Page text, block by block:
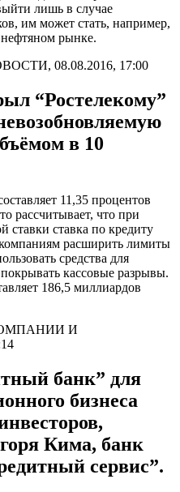
лишь в случае
им может стать, например,
рынке.
08.08.2016, 17:00
“Ростелекому”
в 10
11,35 процентов
рассчитывает, что при
ставка по кредиту
расширить лимиты
средства для
кассовые разрывы.
186,5 миллиардов
КОМПАНИИ И
банк” для
бизнеса
Кима, банк
сервис”.